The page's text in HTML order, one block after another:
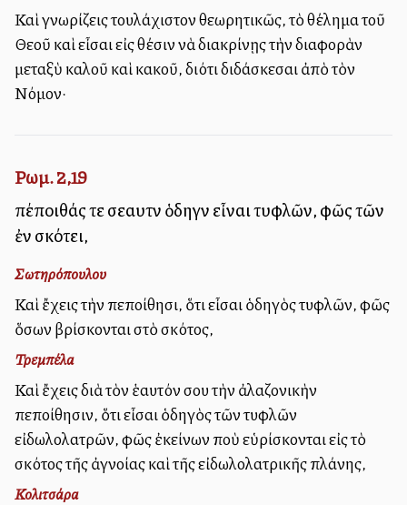
Καὶ γνωρίζεις τουλάχιστον θεωρητικῶς, τὸ θέλημα τοῦ
Θεοῦ καὶ εἶσαι εἰς θέσιν νὰ διακρίνῃς τὴν διαφορὰν
μεταξὺ καλοῦ καὶ κακοῦ, διότι διδάσκεσαι ἀπὸ τὸν
Νόμον·
Ρωμ. 2,19
πέποιθάς τε σεαυτὸν ὁδηγὸν εἶναι τυφλῶν, φῶς τῶν
ἐν σκότει,
Σωτηρόπουλου
Καὶ ἔχεις τὴν πεποίθησι, ὅτι εἶσαι ὁδηγὸς τυφλῶν, φῶς
ὅσων βρίσκονται στὸ σκότος,
Τρεμπέλα
Καὶ ἔχεις διὰ τὸν ἑαυτόν σου τὴν ἀλαζονικὴν
πεποίθησιν, ὅτι εἶσαι ὁδηγὸς τῶν τυφλῶν
εἰδωλολατρῶν, φῶς ἐκείνων ποὺ εὑρίσκονται εἰς τὸ
σκότος τῆς ἀγνοίας καὶ τῆς εἰδωλολατρικῆς πλάνης,
Κολιτσάρα